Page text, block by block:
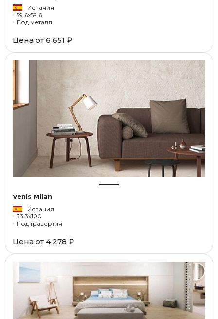
Испания
59.6x59.6
Под металл
Цена от 6 651 ₽
Venis Milan
Испания
33.3x100
Под травертин
Цена от 4 278 ₽